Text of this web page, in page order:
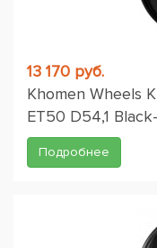
13 170 руб.
Khomen Wheels
ET50 D54,1
Подробнее